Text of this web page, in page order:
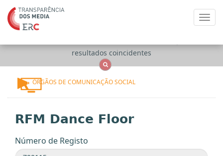
resultados coincidentes
ÓRGÃOS DE COMUNICAÇÃO SOCIAL
RFM Dance Floor
Número de Registo